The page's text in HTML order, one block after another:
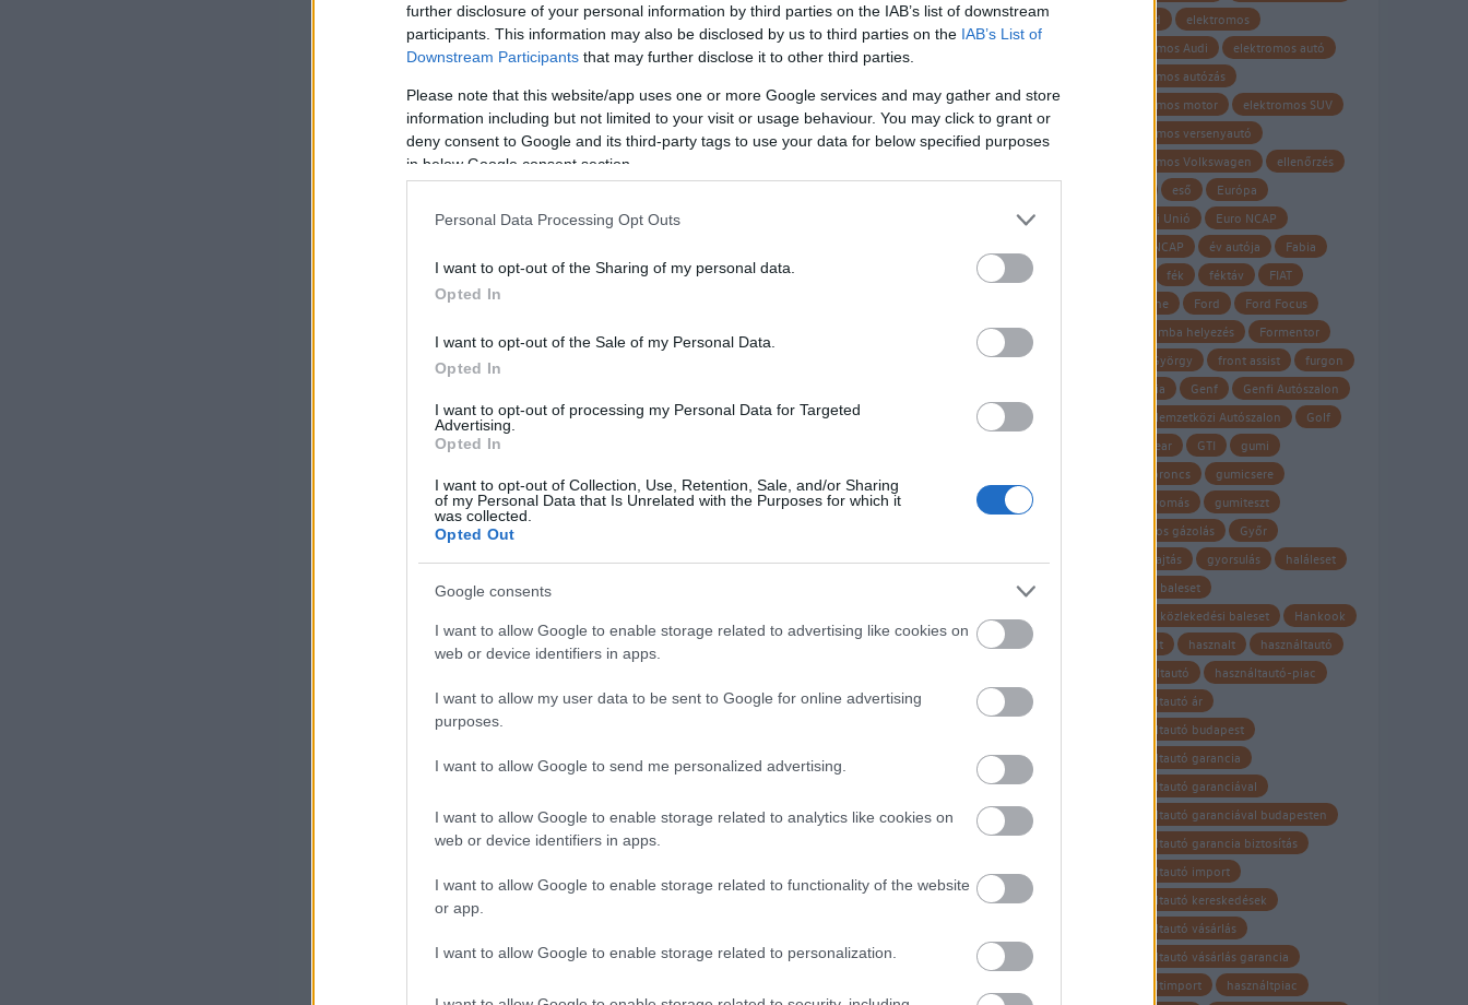
further disclosure of your personal information by third parties on the IAB’s list of downstream
participants. This information may also be disclosed by us to third parties on the IAB’s List of
Downstream Participants that may further disclose it to other third parties.
Please note that this website/app uses one or more Google services and may gather and store
information including but not limited to your visit or usage behaviour. You may click to grant or
deny consent to Google and its third-party tags to use your data for below specified purposes
in below Google consent section.
Personal Data Processing Opt Outs
I want to opt-out of the Sharing of my personal data.
Opted In
I want to opt-out of the Sale of my Personal Data.
Opted In
I want to opt-out of processing my Personal Data for Targeted
Advertising.
Opted In
I want to opt-out of Collection, Use, Retention, Sale, and/or Sharing
of my Personal Data that Is Unrelated with the Purposes for which it
was collected.
Opted Out
Google consents
I want to allow Google to enable storage related to advertising like cookies on
web or device identifiers in apps.
I want to allow my user data to be sent to Google for online advertising
purposes.
I want to allow Google to send me personalized advertising.
I want to allow Google to enable storage related to analytics like cookies on
web or device identifiers in apps.
I want to allow Google to enable storage related to functionality of the website
or app.
I want to allow Google to enable storage related to personalization.
eHybrid
elektromos
elektromos Audi
elektromos autó
elektromos autózás
elektromos motor
elektromos SUV
elektromos versenyautó
elektromos Volkswagen
ellenőrzés
eső
Európa
Európai Unió
Euro NCAP
EURO NCAP
év autója
Fabia
fék féktáv
FIAT
Firestone
Ford
Ford Focus
forgalomba helyezés
Formentor
Frank György
front assist
furgon
garancia
Genf
Genfi Autószalon
Genfi Nemzetközi Autószalon
Golf
Goodyear
GTI
gumi
gumiabroncs
gumicsere
guminyomás
gumiteszt
gyalogos gázolás
Győr
gyorshajtás
gyorsulás
haláleset
halálos baleset
halálos közlekedési baleset
Hankook
használt
hasznalt
használtautó
Használtautó
használtautó-piac
használtautó ár
használtautó budapest
használtautó garancia
használtautó garanciával
használtautó garanciával budapesten
használtautó garancia biztosítás
használtautó import
használtautó kereskedések
használtautó vásárlás
használtautó vásárlás garancia
használtimport
használtpiac